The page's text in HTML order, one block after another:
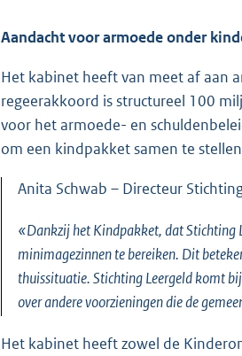
Aandacht voor armoede onder
Het kabinet heeft van meet af aan
regeerakkoord is structureel 100
voor het armoede- en
om een kindpakket samen te
Anita Schwab – Directeur
«Dankzij het Kindpakket, dat Stichting
minimagezinnen te bereiken. Dit
thuissituatie. Stichting Leergeld komt
over andere voorzieningen die de
Het kabinet heeft zowel de